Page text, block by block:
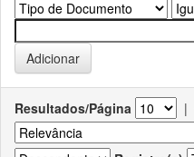
Resultados/Página |